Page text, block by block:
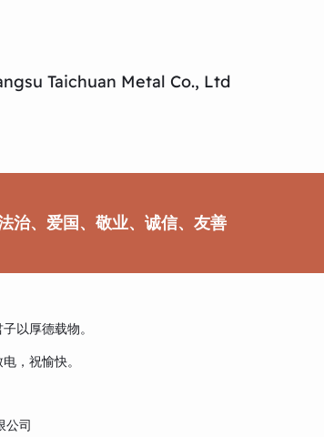
Taichuan Metal Co., Ltd
治、爱国、敬业、诚信、友善
以厚德载物。
，祝愉快。
公司